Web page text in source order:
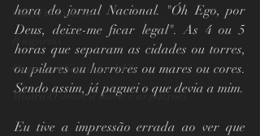
Guia Da Cultura
Boogarins
Orquestra Sinfônica UFG
Mostra O amor, a morte e as paixões
hora do jornal Nacional. "Óh Ego, por
Deus, deixe-me ficar legal". As 4 ou 5
horas que separam as cidades ou torres,
ou pilares ou horrores ou mares ou cores.
Sendo assim, já paguei o que devia a mim.
Eu tive a impressão errada ao ver que